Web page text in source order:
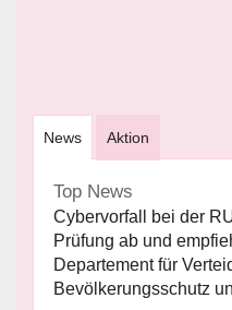
News Aktion
Top News
Cybervorfall bei der
Prüfung ab und
Departement für
Bevölkerungsschutz